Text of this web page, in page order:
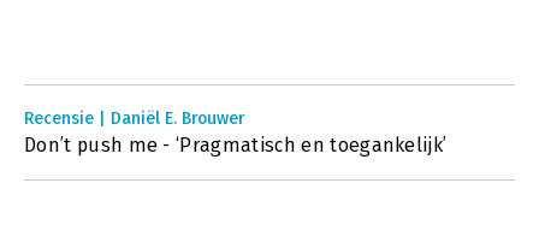
Recensie | Daniël E. Brouwer
Don’t push me - ‘Pragmatisch en toegankelijk’